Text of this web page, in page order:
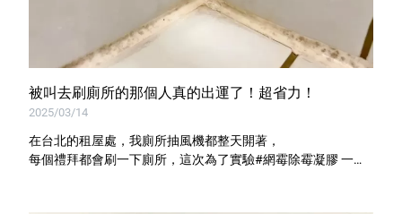
被叫去刷廁所的那個人真的出運了！超省力！
2025/03/14
在台北的租屋處，我廁所抽風機都整天開著，
每個禮拜都會刷一下廁所，這次為了實驗#網霉除霉凝膠 一個